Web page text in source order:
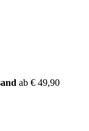
ab € 49,90